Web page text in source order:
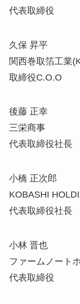
代表取締役
久保 昇平
関西巻取箔工業
取締役C.O.O
後藤 正幸
三栄商事
代表取締役社長
小橋 正次郎
KOBASHI
代表取締役社長
小林 晋也
ファームノート
代表取締役